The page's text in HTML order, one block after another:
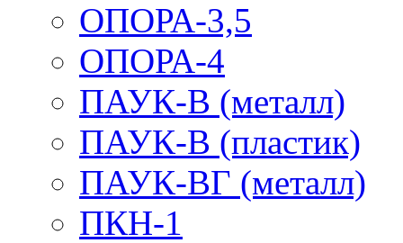
ОПОРА-3,5
ОПОРА-4
ПАУК-В (металл)
ПАУК-В (пластик)
ПАУК-ВГ (металл)
ПКН-1